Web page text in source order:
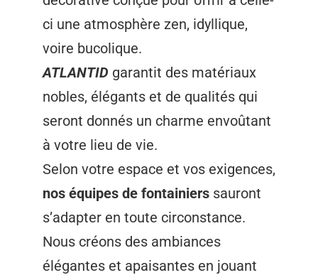
ci une atmosphère zen, idyllique,
voire bucolique.
ATLANTID garantit des matériaux
nobles, élégants et de qualités qui
seront donnés un charme envoûtant
à votre lieu de vie.
Selon votre espace et vos exigences,
nos équipes de fontainiers sauront
s’adapter en toute circonstance.
Nous créons des ambiances
élégantes et apaisantes en jouant